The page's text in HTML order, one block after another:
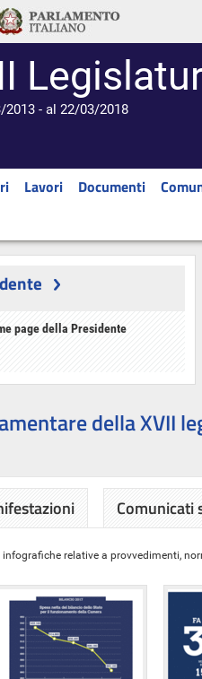
2013 - al 22/03/2018
Lavori Documenti
page della Presidente
della XVII
Comunicati
relative a provvedimenti,